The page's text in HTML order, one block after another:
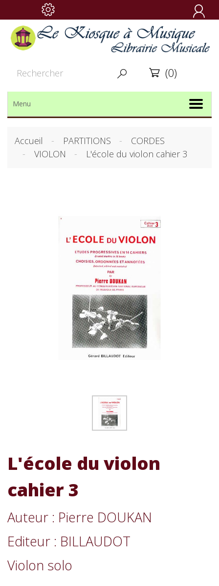

  (0)
Menu
Accueil PARTITIONS
CORDES
VIOLON
L'école du violon cahier 3
L'école du violon
cahier 3
Auteur : Pierre DOUKAN
Editeur : BILLAUDOT
Violon solo